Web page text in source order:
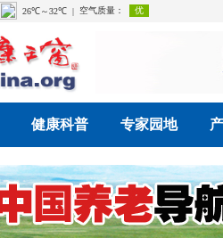
健康科普 专家园地